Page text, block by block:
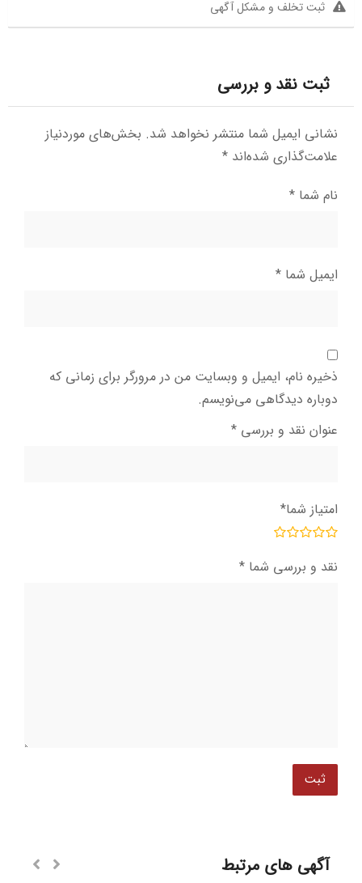
ثبت تخلف و مشکل آگهی
ثبت نقد و بررسی
نشانی ایمیل شما منتشر نخواهد شد. بخش‌های موردنیاز
علامت‌گذاری شده‌اند *
نام شما *
ایمیل شما *
ذخیره نام، ایمیل و وبسایت من در مرورگر برای زمانی که
دوباره دیدگاهی می‌نویسم.
عنوان نقد و بررسی *
امتیاز شما*
نقد و بررسی شما *
آگهی های مرتبط